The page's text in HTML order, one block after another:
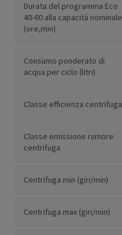
Durata del programma Eco
40-60 alla capacità nominale
(ore,min)
Consumo ponderato di
acqua per ciclo (litri)
Classe efficienza centrifuga
Classe emissione rumore
centrifuga
Centrifuga min (giri/min)
Centrifuga max (giri/min)